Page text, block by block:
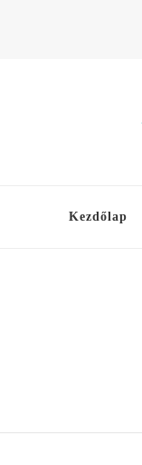
Kezdőlap